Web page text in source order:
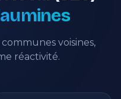
voisines,
réactivité.